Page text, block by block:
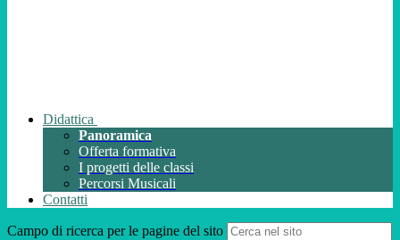
Didattica
Panoramica
Offerta formativa
I progetti delle classi
Percorsi Musicali
Contatti
Campo di ricerca per le pagine del sito